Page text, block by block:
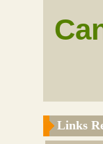
Links